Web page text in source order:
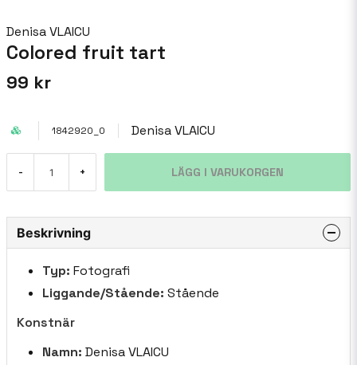
Denisa VLAICU
Colored fruit tart
99 kr
1842920_0 Denisa VLAICU
- + LÄGG I VARUKORGEN
Beskrivning
Typ: Fotografi
Liggande/Stående: Stående
Konstnär
Namn: Denisa VLAICU